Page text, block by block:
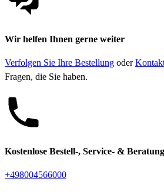
Wir helfen Ihnen gerne weiter
Verfolgen Sie Ihre Bestellung oder
Fragen, die Sie haben.
Kostenlose Bestell-, Service- &
+498004566000